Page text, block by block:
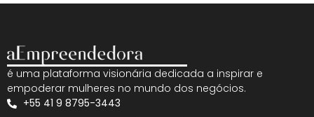
é uma plataforma visionária dedicada a inspirar e
empoderar mulheres no mundo dos negócios.
+55 41 9 8795-3443